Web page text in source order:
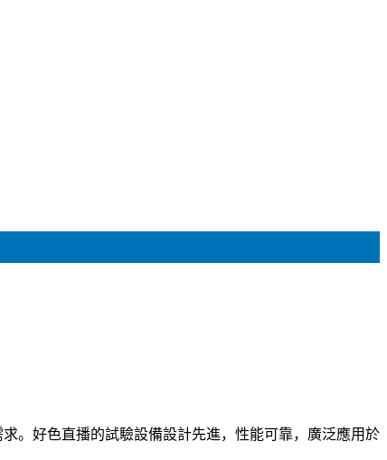
。好色直播的試驗設備設計先進，性能可靠，廣泛應用於